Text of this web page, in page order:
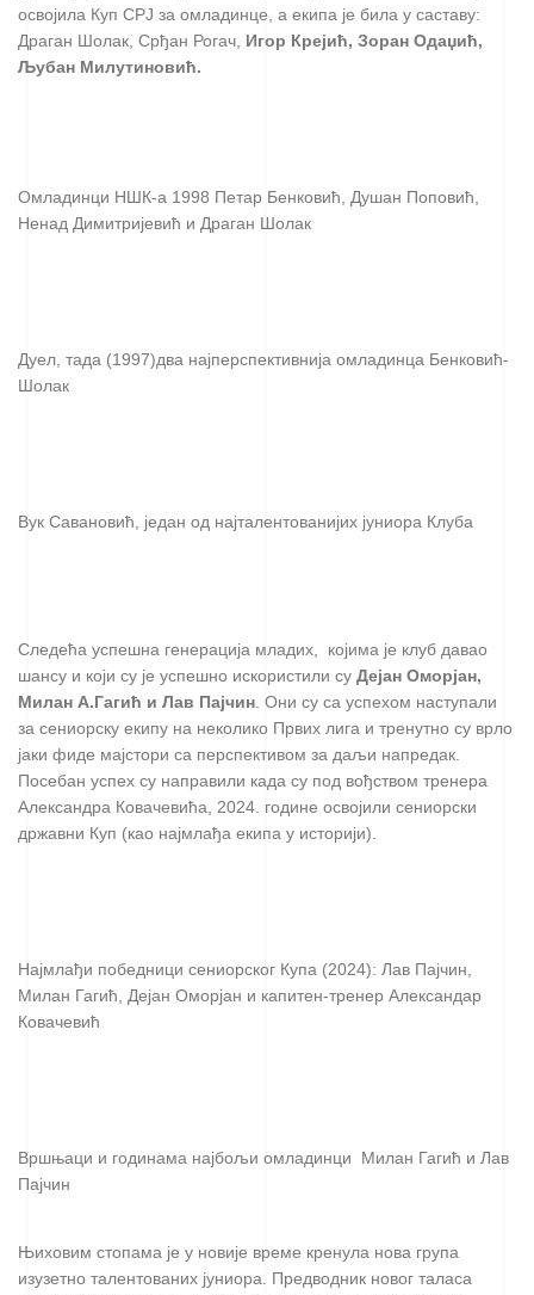
освојила Куп СРЈ за омладинце, а екипа је била у саставу:
Драган Шолак, Срђан Рогач, Игор Крејић, Зоран Одаџић,
Љубан Милутиновић.
Омладинци НШК-а 1998 Петар Бенковић, Душан Поповић,
Ненад Димитријевић и Драган Шолак
Дуел, тада (1997)два најперспективнија омладинца Бенковић-
Шолак
Вук Савановић, један од најталентованијих јуниора Клуба
Следећа успешна генерација младих, којима је клуб давао
шансу и који су је успешно искористили су Дејан Оморјан,
Милан А.Гагић и Лав Пајчин . Они су са успехом наступали
за сениорску екипу на неколико Првих лига и тренутно су врло
јаки фиде мајстори са перспективом за даљи напредак.
Посебан успех су направили када су под вођством тренера
Александра Ковачевића, 2024. године освојили сениорски
државни Куп (као најмлађа екипа у историји).
Најмлађи победници сениорског Купа (2024): Лав Пајчин,
Милан Гагић, Дејан Оморјан и капитен-тренер Александар
Ковачевић
Вршњаци и годинама најбољи омладинци Милан Гагић и Лав
Пајчин
Њиховим стопама је у новије време кренула нова група
изузетно талентованих јуниора. Предводник новог таласа